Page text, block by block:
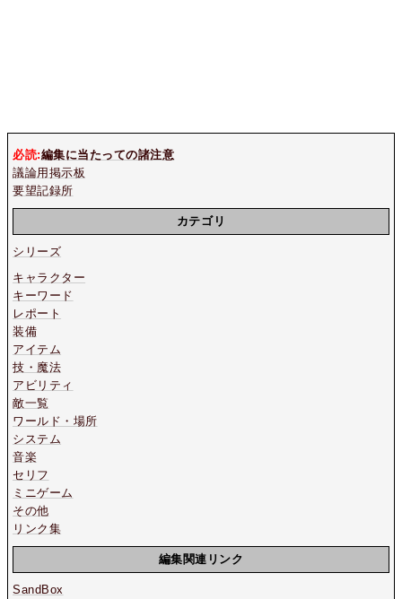
必読:編集に当たっての諸注意
議論用掲示板
要望記録所
カテゴリ
シリーズ
キャラクター
キーワード
レポート
装備
アイテム
技・魔法
アビリティ
敵一覧
ワールド・場所
システム
音楽
セリフ
ミニゲーム
その他
リンク集
編集関連リンク
SandBox